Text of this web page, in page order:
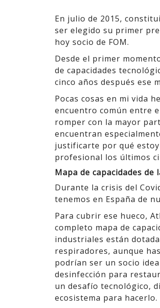
En julio de 2015,
ser elegido su primer
hoy socio de FOM.
Desde el primer
de capacidades
cinco años después ese
Pocas cosas en mi vida
encuentro común entre
romper con la mayor
encuentran
justificarte por qué
profesional los últimos
Mapa de capacidades
Durante la crisis del
tenemos en España de
Para cubrir ese hueco,
completo mapa de
industriales están
respiradores, aunque
podrían ser un socio
desinfección para
un desafío tecnológico,
ecosistema para hacerlo.